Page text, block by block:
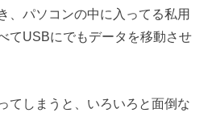
、パソコンの中に入ってる私用
てUSBにでもデータを移動させ
てしまうと、いろいろと面倒な